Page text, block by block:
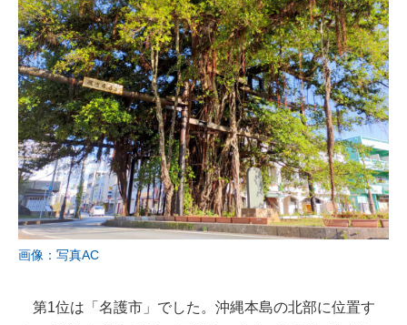
画像：写真AC
第1位は「名護市」でした。沖縄本島の北部に位置す